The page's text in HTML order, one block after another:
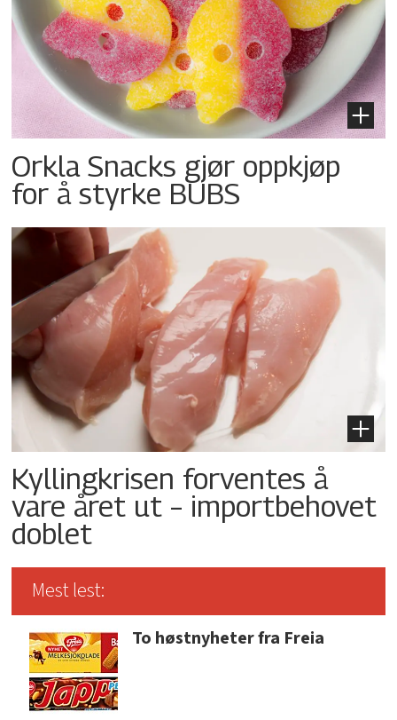
Orkla Snacks gjør oppkjøp
for å styrke BUBS
Kyllingkrisen forventes å
vare året ut – importbehovet
doblet
Mest lest:
To høstnyheter fra Freia